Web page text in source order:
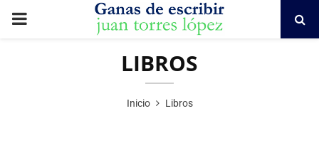
PRIMARY
LIBROS
Inicio Libros